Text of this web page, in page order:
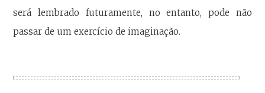
será lembrado futuramente, no entanto, pode não
passar de um exercício de imaginação.